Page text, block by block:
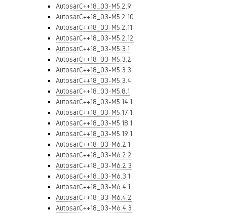
AutosarC++18_03-M5.2.9
AutosarC++18_03-M5.2.10
AutosarC++18_03-M5.2.11
AutosarC++18_03-M5.2.12
AutosarC++18_03-M5.3.1
AutosarC++18_03-M5.3.2
AutosarC++18_03-M5.3.3
AutosarC++18_03-M5.3.4
AutosarC++18_03-M5.8.1
AutosarC++18_03-M5.14.1
AutosarC++18_03-M5.17.1
AutosarC++18_03-M5.18.1
AutosarC++18_03-M5.19.1
AutosarC++18_03-M6.2.1
AutosarC++18_03-M6.2.2
AutosarC++18_03-M6.2.3
AutosarC++18_03-M6.3.1
AutosarC++18_03-M6.4.1
AutosarC++18_03-M6.4.2
AutosarC++18_03-M6.4.3